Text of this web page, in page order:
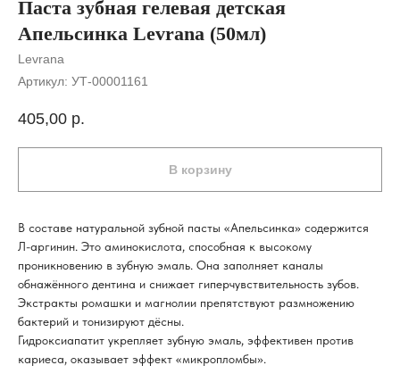
Паста зубная гелевая детская
Апельсинка Levrana (50мл)
Levrana
Артикул: УТ-00001161
405,00 р.
В корзину
В составе натуральной зубной пасты «Апельсинка» содержится
Л-аргинин. Это аминокислота, способная к высокому
проникновению в зубную эмаль. Она заполняет каналы
обнажённого дентина и снижает гиперчувствительность зубов.
Экстракты ромашки и магнолии препятствуют размножению
бактерий и тонизируют дёсны.
Гидроксиапатит укрепляет зубную эмаль, эффективен против
кариеса, оказывает эффект «микропломбы».